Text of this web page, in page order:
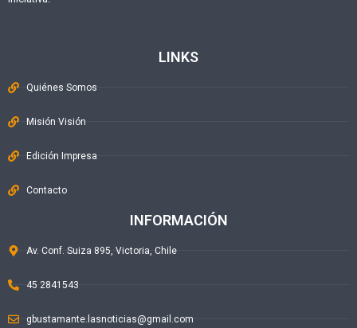
LINKS
Quiénes Somos
Misión Visión
Edición Impresa
Contacto
INFORMACIÓN
Av. Conf. Suiza 895, Victoria, Chile
45 2841543
gbustamante.lasnoticias@gmail.com